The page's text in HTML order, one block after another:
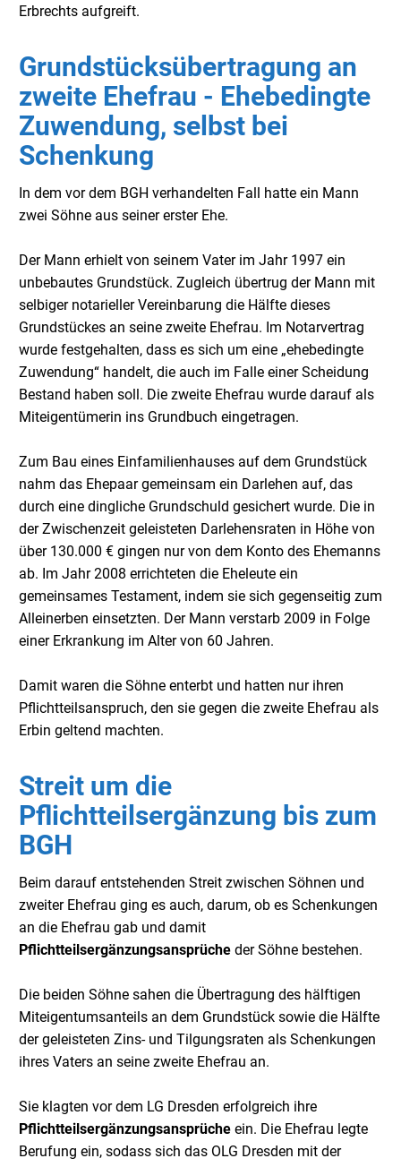
Erbrechts aufgreift.
Grundstücksübertragung an
zweite Ehefrau - Ehebedingte
Zuwendung, selbst bei
Schenkung
In dem vor dem BGH verhandelten Fall hatte ein Mann
zwei Söhne aus seiner erster Ehe.
Der Mann erhielt von seinem Vater im Jahr 1997 ein
unbebautes Grundstück. Zugleich übertrug der Mann mit
selbiger notarieller Vereinbarung die Hälfte dieses
Grundstückes an seine zweite Ehefrau. Im Notarvertrag
wurde festgehalten, dass es sich um eine „ehebedingte
Zuwendung“ handelt, die auch im Falle einer Scheidung
Bestand haben soll. Die zweite Ehefrau wurde darauf als
Miteigentümerin ins Grundbuch eingetragen.
Zum Bau eines Einfamilienhauses auf dem Grundstück
nahm das Ehepaar gemeinsam ein Darlehen auf, das
durch eine dingliche Grundschuld gesichert wurde. Die in
der Zwischenzeit geleisteten Darlehensraten in Höhe von
über 130.000 € gingen nur von dem Konto des Ehemanns
ab. Im Jahr 2008 errichteten die Eheleute ein
gemeinsames Testament, indem sie sich gegenseitig zum
Alleinerben einsetzten. Der Mann verstarb 2009 in Folge
einer Erkrankung im Alter von 60 Jahren.
Damit waren die Söhne enterbt und hatten nur ihren
Pflichtteilsanspruch, den sie gegen die zweite Ehefrau als
Erbin geltend machten.
Streit um die
Pflichtteilsergänzung bis zum
BGH
Beim darauf entstehenden Streit zwischen Söhnen und
zweiter Ehefrau ging es auch, darum, ob es Schenkungen
an die Ehefrau gab und damit
Pflichtteilsergänzungsansprüche der Söhne bestehen.
Die beiden Söhne sahen die Übertragung des hälftigen
Miteigentumsanteils an dem Grundstück sowie die Hälfte
der geleisteten Zins- und Tilgungsraten als Schenkungen
ihres Vaters an seine zweite Ehefrau an.
Sie klagten vor dem LG Dresden erfolgreich ihre
Pflichtteilsergänzungsansprüche ein. Die Ehefrau legte
Berufung ein, sodass sich das OLG Dresden mit der